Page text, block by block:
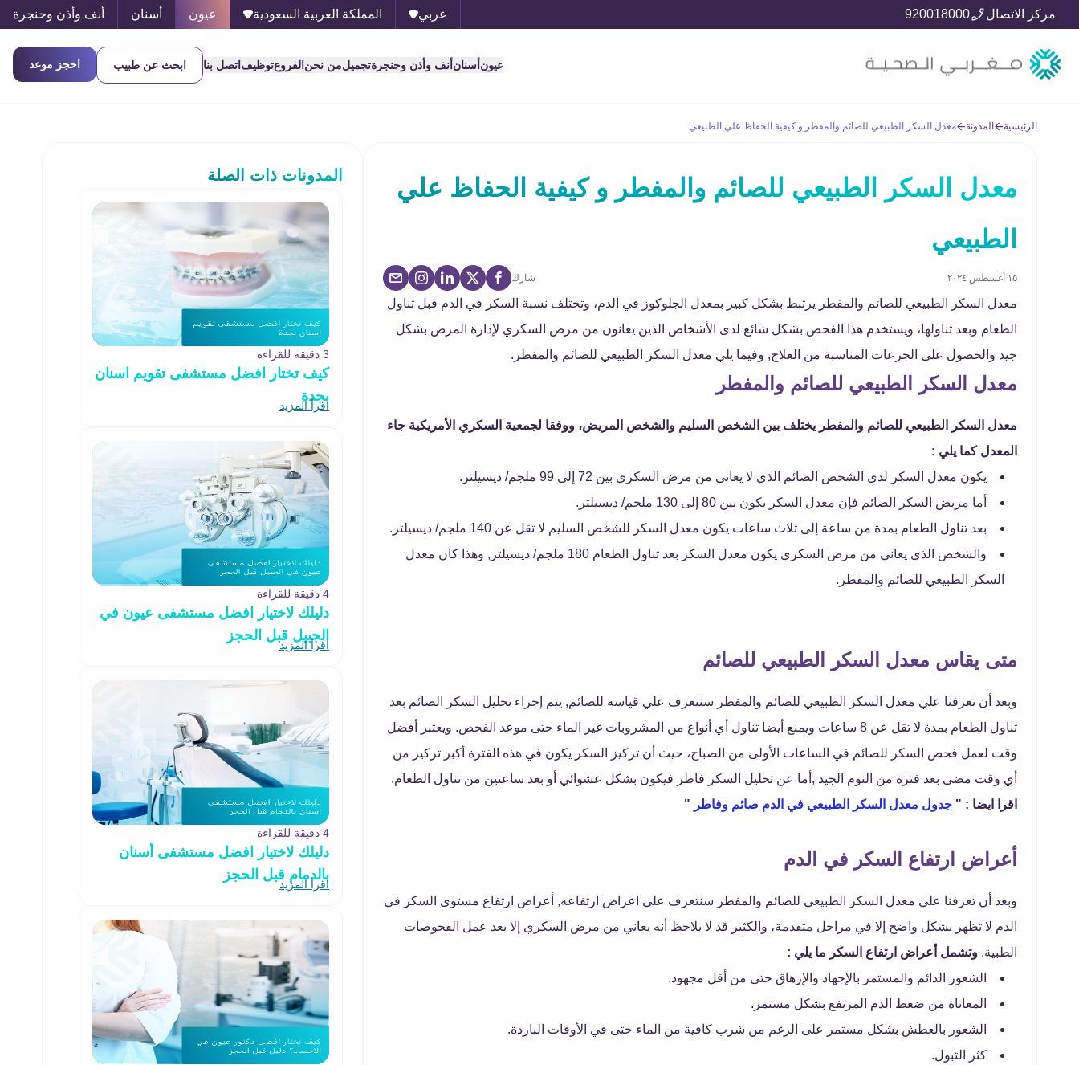
مركز الاتصال 920018000 عربي المملكة العربية السعودية عيون أسنان أنف وأذن وحنجرة
عيون أسنان أنف وأذن وحنجرةتجميلمن نحن الفروعتوظيف اتصل بنا ابحث عن طبيب احجز موعد
الرئيسية المدونة معدل السكر الطبيعي للصائم والمفطر و كيفية الحفاظ علي الطبيعي
معدل السكر الطبيعي للصائم والمفطر و كيفية الحفاظ علي
الطبيعي
١٥ أغسطس ٢٠٢٤ شارك
معدل السكر الطبيعي للصائم والمفطر يرتبط بشكل كبير بمعدل الجلوكوز في الدم، وتختلف نسبة السكر في الدم قبل تناول
الطعام وبعد تناولها، ويستخدم هذا الفحص بشكل شائع لدى الأشخاص الذين يعانون من مرض السكري لإدارة المرض بشكل
جيد والحصول على الجرعات المناسبة من العلاج, وفيما يلي معدل السكر الطبيعي للصائم والمفطر.
معدل السكر الطبيعي للصائم والمفطر
معدل السكر الطبيعي للصائم والمفطر يختلف بين الشخص السليم والشخص المريض، ووفقا لجمعية السكري الأمريكية جاء
المعدل كما يلي :
يكون معدل السكر لدى الشخص الصائم الذي لا يعاني من مرض السكري بين 72 إلى 99 ملجم/ ديسيلتر.
أما مريض السكر الصائم فإن معدل السكر يكون بين 80 إلى 130 ملجم/ ديسيلتر.
بعد تناول الطعام بمدة من ساعة إلى ثلاث ساعات يكون معدل السكر للشخص السليم لا تقل عن 140 ملجم/ ديسيلتر.
والشخص الذي يعاني من مرض السكري يكون معدل السكر بعد تناول الطعام 180 ملجم/ ديسيلتر, وهذا كان معدل
السكر الطبيعي للصائم والمفطر.
متى يقاس معدل السكر الطبيعي للصائم
وبعد أن تعرفنا علي معدل السكر الطبيعي للصائم والمفطر سنتعرف علي قياسه للصائم, يتم إجراء تحليل السكر الصائم بعد
تناول الطعام بمدة لا تقل عن 8 ساعات ويمنع أيضا تناول أي أنواع من المشروبات غير الماء حتى موعد الفحص. ويعتبر أفضل
وقت لعمل فحص السكر للصائم في الساعات الأولى من الصباح، حيث أن تركيز السكر يكون في هذه الفترة أكبر تركيز من
أي وقت مضى بعد فترة من النوم الجيد ,أما عن تحليل السكر فاطر فيكون بشكل عشوائي أو بعد ساعتين من تناول الطعام.
اقرا ايضا : " جدول معدل السكر الطبيعي في الدم صائم وفاطر "
أعراض ارتفاع السكر في الدم
وبعد أن تعرفنا علي معدل السكر الطبيعي للصائم والمفطر سنتعرف علي اعراض ارتفاعه, أعراض ارتفاع مستوى السكر في
الدم لا تظهر بشكل واضح إلا في مراحل متقدمة، والكثير قد لا يلاحظ أنه يعاني من مرض السكري إلا بعد عمل الفحوصات
الطبية. وتشمل أعراض ارتفاع السكر ما يلي :
الشعور الدائم والمستمر بالإجهاد والإرهاق حتى من أقل مجهود.
المعاناة من ضغط الدم المرتفع بشكل مستمر.
الشعور بالعطش بشكل مستمر على الرغم من شرب كافية من الماء حتى في الأوقات الباردة.
كثر التبول.
المدونات ذات الصلة
3 دقيقة للقراءة
كيف تختار افضل مستشفى تقويم اسنان
بجدة
اقرأ المزيد
4 دقيقة للقراءة
دليلك لاختيار افضل مستشفى عيون في
الجبيل قبل الحجز
اقرأ المزيد
4 دقيقة للقراءة
دليلك لاختيار افضل مستشفى أسنان
بالدمام قبل الحجز
اقرأ المزيد